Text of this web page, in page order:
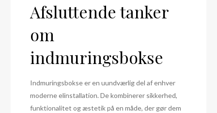
Afsluttende tanker
om
indmuringsbokse
Indmuringsbokse er en uundværlig del af enhver
moderne elinstallation. De kombinerer sikkerhed,
funktionalitet og æstetik på en måde, der gør dem